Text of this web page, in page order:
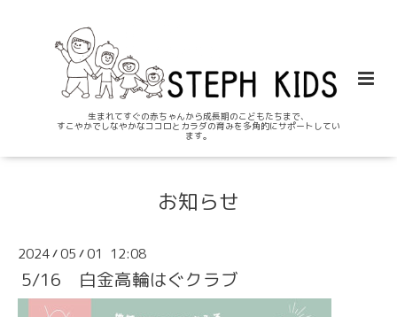
生まれてすぐの赤ちゃんから成長期のこどもたちまで、
すこやかでしなやかなココロとカラダの育みを多角的にサポートしてい
ます。
お知らせ
2024/05 /01 12:08
5/16 白金高輪はぐクラブ